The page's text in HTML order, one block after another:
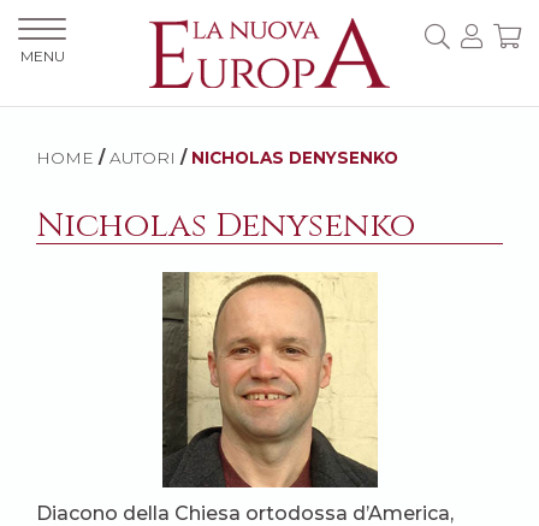
HOME / AUTORI / NICHOLAS DENYSENKO
Nicholas Denysenko
Diacono della Chiesa ortodossa d’America,
MENU